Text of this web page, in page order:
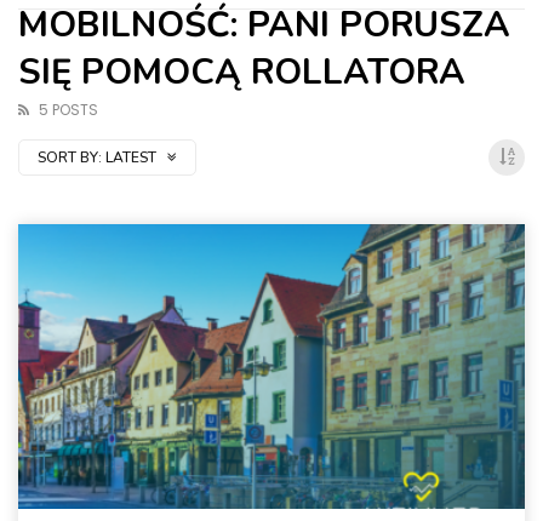
MOBILNOŚĆ: PANI PORUSZA
SIĘ POMOCĄ ROLLATORA
5 POSTS
SORT BY: LATEST